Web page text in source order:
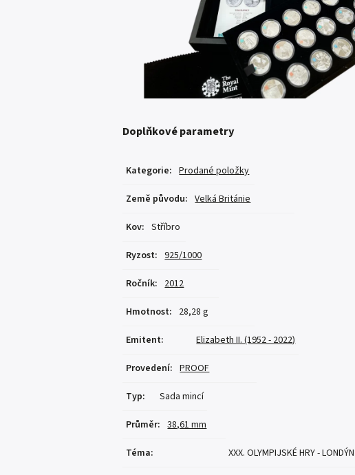
Doplňkové parametry
Kategorie: Prodané položky
Země původu: Velká Británie
Kov: Stříbro
Ryzost: 925/1000
Ročník: 2012
Hmotnost: 28,28 g
Emitent: Elizabeth II. (1952 - 2022)
Provedení: PROOF
Typ: Sada mincí
Průměr: 38,61 mm
Téma: XXX. OLYMPIJSKÉ HRY -